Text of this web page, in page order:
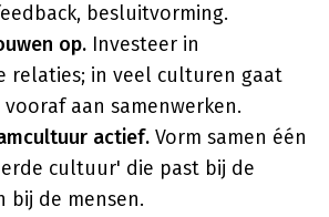
besluitvorming.
op. Investeer in
relaties; in veel culturen gaat
aan samenwerken.
actief. Vorm samen één
cultuur' die past bij de
bij de mensen.